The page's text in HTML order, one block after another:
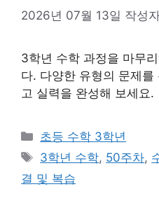
2026년 07월 13일 작성
3학년 수학 과정을 마무
다. 다양한 유형의 문제
고 실력을 완성해 보세요.
카
테
리
초등 수학 3학년
태
그
3학년 수학, 50주차,
결 및 복습